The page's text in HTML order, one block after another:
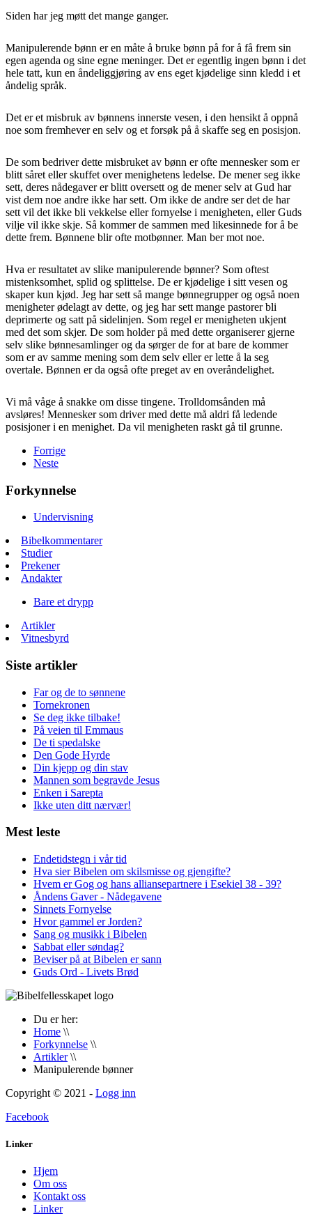
Siden har jeg møtt det mange ganger.
Manipulerende bønn er en måte å bruke bønn på for å få frem sin
egen agenda og sine egne meninger. Det er egentlig ingen bønn i det
hele tatt, kun en åndeliggjøring av ens eget kjødelige sinn kledd i et
åndelig språk.
Det er et misbruk av bønnens innerste vesen, i den hensikt å oppnå
noe som fremhever en selv og et forsøk på å skaffe seg en posisjon.
De som bedriver dette misbruket av bønn er ofte mennesker som er
blitt såret eller skuffet over menighetens ledelse. De mener seg ikke
sett, deres nådegaver er blitt oversett og de mener selv at Gud har
vist dem noe andre ikke har sett. Om ikke de andre ser det de har
sett vil det ikke bli vekkelse eller fornyelse i menigheten, eller Guds
vilje vil ikke skje. Så kommer de sammen med likesinnede for å be
dette frem. Bønnene blir ofte motbønner. Man ber mot noe.
Hva er resultatet av slike manipulerende bønner? Som oftest
mistenksomhet, splid og splittelse. De er kjødelige i sitt vesen og
skaper kun kjød. Jeg har sett så mange bønnegrupper og også noen
menigheter ødelagt av dette, og jeg har sett mange pastorer bli
deprimerte og satt på sidelinjen. Som regel er menigheten ukjent
med det som skjer. De som holder på med dette organiserer gjerne
selv slike bønnesamlinger og da sørger de for at bare de kommer
som er av samme mening som dem selv eller er lette å la seg
overtale. Bønnen er da også ofte preget av en overåndelighet.
Vi må våge å snakke om disse tingene. Trolldomsånden må
avsløres! Mennesker som driver med dette må aldri få ledende
posisjoner i en menighet. Da vil menigheten raskt gå til grunne.
Forrige
Neste
Forkynnelse
Undervisning
Bibelkommentarer
Studier
Prekener
Andakter
Bare et drypp
Artikler
Vitnesbyrd
Siste artikler
Far og de to sønnene
Tornekronen
Se deg ikke tilbake!
På veien til Emmaus
De ti spedalske
Den Gode Hyrde
Din kjepp og din stav
Mannen som begravde Jesus
Enken i Sarepta
Ikke uten ditt nærvær!
Mest leste
Endetidstegn i vår tid
Hva sier Bibelen om skilsmisse og gjengifte?
Hvem er Gog og hans alliansepartnere i Esekiel 38 - 39?
Åndens Gaver - Nådegavene
Sinnets Fornyelse
Hvor gammel er Jorden?
Sang og musikk i Bibelen
Sabbat eller søndag?
Beviser på at Bibelen er sann
Guds Ord - Livets Brød
Du er her:
Home \\
Forkynnelse \\
Artikler \\
Manipulerende bønner
Copyright © 2021 - Logg inn
Facebook
Linker
Hjem
Om oss
Kontakt oss
Linker